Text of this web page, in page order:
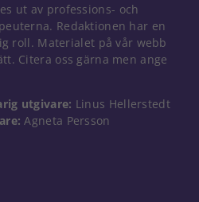
ut av professions- och
Redaktionen har en
roll. Materialet på vår webb
Citera oss gärna men ange
utgivare: Linus Hellerstedt
Agneta Persson
Nödvändiga